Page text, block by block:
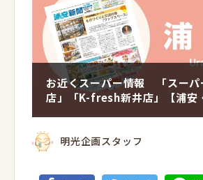
お近くスーパー情報 「スーパ
店」「K-fresh新井店」【浦安
明光企画スタッフ